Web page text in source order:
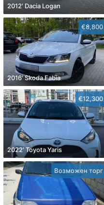
2012' Dacia Logan
€8,800
2016' Skoda Fabia
€12,300
2022' Toyota Yaris
Возможен торг